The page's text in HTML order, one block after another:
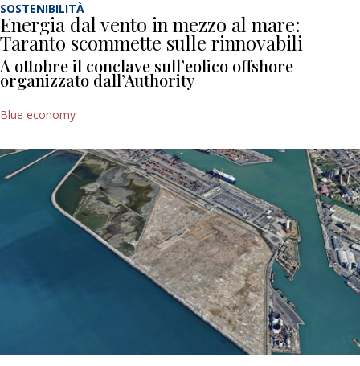
SOSTENIBILITÀ
Energia dal vento in mezzo al mare:
Taranto scommette sulle rinnovabili
A ottobre il conclave sull’eolico offshore
organizzato dall’Authority
Blue economy